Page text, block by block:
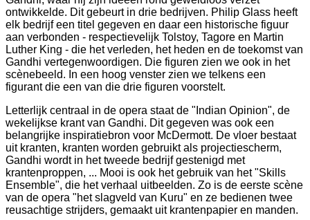
ontwikkelde. Dit gebeurt in drie bedrijven. Philip Glass heeft
elk bedrijf een titel gegeven en daar een historische figuur
aan verbonden - respectievelijk Tolstoy, Tagore en Martin
Luther King - die het verleden, het heden en de toekomst van
Gandhi vertegenwoordigen. Die figuren zien we ook in het
scènebeeld. In een hoog venster zien we telkens een
figurant die een van die drie figuren voorstelt.
Letterlijk centraal in de opera staat de "Indian Opinion", de
wekelijkse krant van Gandhi. Dit gegeven was ook een
belangrijke inspiratiebron voor McDermott. De vloer bestaat
uit kranten, kranten worden gebruikt als projectiescherm,
Gandhi wordt in het tweede bedrijf gestenigd met
krantenproppen, ... Mooi is ook het gebruik van het "Skills
Ensemble", die het verhaal uitbeelden. Zo is de eerste scène
van de opera "het slagveld van Kuru" en ze bedienen twee
reusachtige strijders, gemaakt uit krantenpapier en manden.